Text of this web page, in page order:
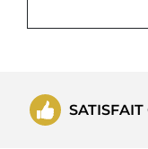
SATISFAIT